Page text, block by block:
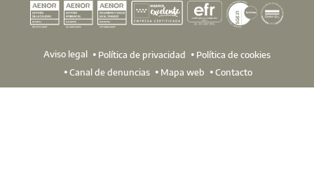
Aviso legal Política de privacidad
Política de cookies
Canal de denuncias
Mapa web Contacto